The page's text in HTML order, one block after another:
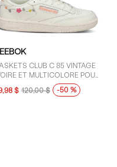
CLUB C 85 VINTAGE
ET MULTICOLORE POUR
$ 120,00 $ -50 %